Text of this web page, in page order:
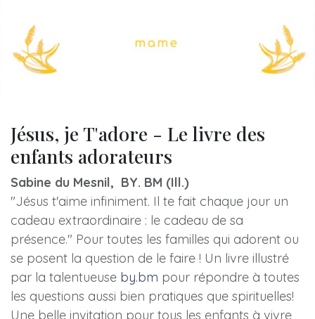
Jésus, je T'adore - Le livre des
enfants adorateurs
Sabine du Mesnil, BY. BM (Ill.)
"Jésus t'aime infiniment. Il te fait chaque jour un
cadeau extraordinaire : le cadeau de sa
présence." Pour toutes les familles qui adorent ou
se posent la question de le faire ! Un livre illustré
par la talentueuse by.bm pour répondre à toutes
les questions aussi bien pratiques que spirituelles!
Une belle invitation pour tous les enfants à vivre